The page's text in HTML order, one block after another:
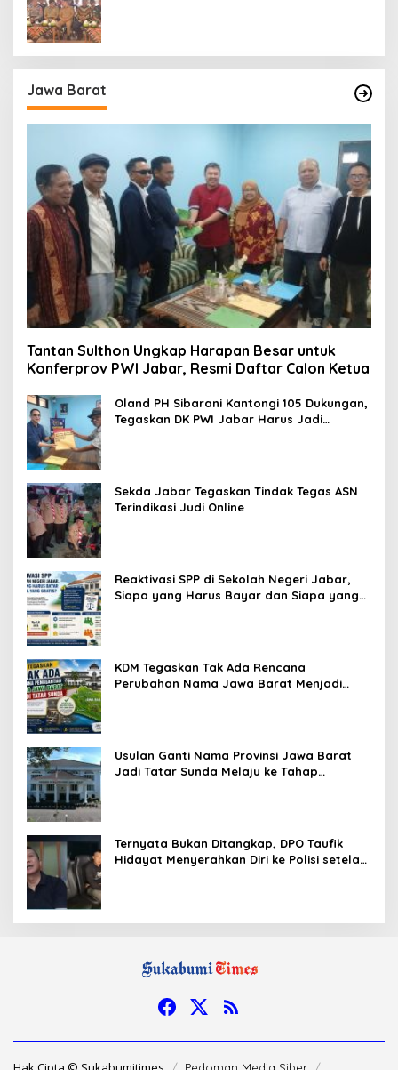
Jawa Barat
Tantan Sulthon Ungkap Harapan Besar untuk
Konferprov PWI Jabar, Resmi Daftar Calon Ketua
Oland PH Sibarani Kantongi 105 Dukungan,
Tegaskan DK PWI Jabar Harus Jadi
Sekda Jabar Tegaskan Tindak Tegas ASN
Terindikasi Judi Online
Reaktivasi SPP di Sekolah Negeri Jabar,
Siapa yang Harus Bayar dan Siapa yang
KDM Tegaskan Tak Ada Rencana
Perubahan Nama Jawa Barat Menjadi
Usulan Ganti Nama Provinsi Jawa Barat
Jadi Tatar Sunda Melaju ke Tahap
Ternyata Bukan Ditangkap, DPO Taufik
Hidayat Menyerahkan Diri ke Polisi setelah
Pedoman Media Siber